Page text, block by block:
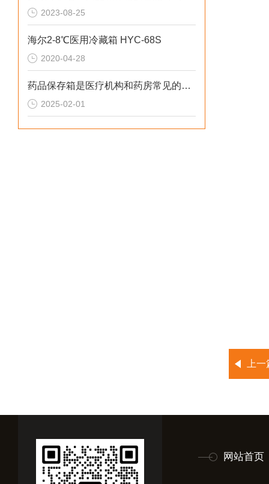
2023-08-25
海尔2-8℃医用冷藏箱 HYC-68S
2020-04-28
药品保存箱是医疗机构和药房常见的设备之一
2025-02-01
上
网站首页